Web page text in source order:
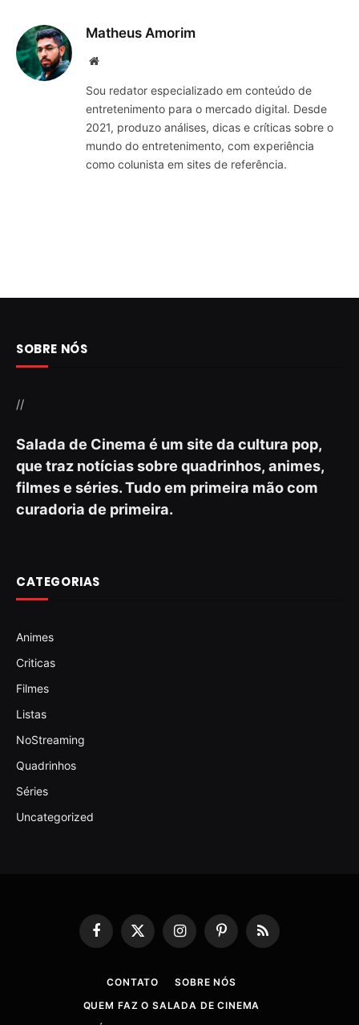
Matheus Amorim
Website
Sou redator especializado em conteúdo de
entretenimento para o mercado digital. Desde
2021, produzo análises, dicas e críticas sobre o
mundo do entretenimento, com experiência
como colunista em sites de referência.
SOBRE NÓS
//
Salada de Cinema é um site da cultura pop,
que traz notícias sobre quadrinhos, animes,
filmes e séries. Tudo em primeira mão com
curadoria de primeira.
CATEGORIAS
Animes
Criticas
Filmes
Listas
NoStreaming
Quadrinhos
Séries
Uncategorized
Facebook
X
InstagramPinterestRSS
CONTATO
SOBRE NÓS
QUEM FAZ O SALADA DE CINEMA